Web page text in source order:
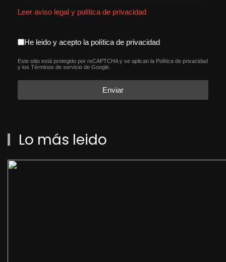
Leer aviso legal y política de privacidad
aceptacion política de
He leido y acepto la política de privacidad
reCAPTCHA*
Este sitio está protegido por reCAPTCHA y se aplican la Política de privacidad
y los Términos de servicio de Google.
Enviar
Lo más leido